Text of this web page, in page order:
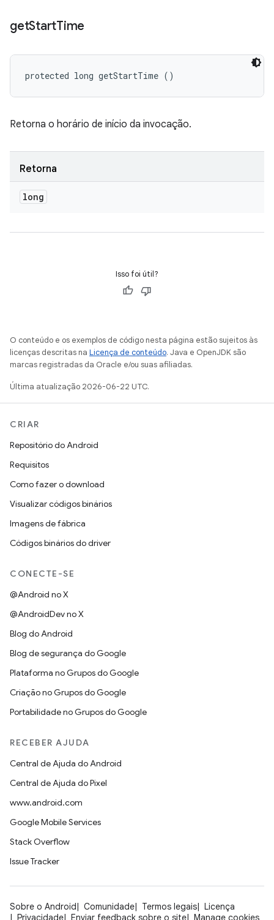
getStartTime
protected long getStartTime ()
Retorna o horário de início da invocação.
Retorna
long
Isso foi útil?
O conteúdo e os exemplos de código nesta página estão sujeitos às
licenças descritas na Licença de conteúdo. Java e OpenJDK são
marcas registradas da Oracle e/ou suas afiliadas.
Última atualização 2026-06-22 UTC.
CRIAR
Repositório do Android
Requisitos
Como fazer o download
Visualizar códigos binários
Imagens de fábrica
Códigos binários do driver
CONECTE-SE
@Android no X
@AndroidDev no X
Blog do Android
Blog de segurança do Google
Plataforma no Grupos do Google
Criação no Grupos do Google
Portabilidade no Grupos do Google
RECEBER AJUDA
Central de Ajuda do Android
Central de Ajuda do Pixel
www.android.com
Google Mobile Services
Stack Overflow
Issue Tracker
Sobre o Android Comunidade Termos legais
Licença
Privacidade
Enviar feedback sobre o site Manage cookies